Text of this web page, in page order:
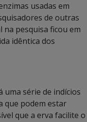
usadas em
de outras
pesquisa ficou em
idêntica dos
uma série de indícios
que podem estar
que a erva facilite o